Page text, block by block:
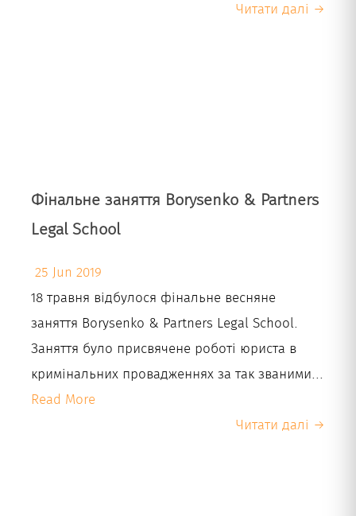
Читати далі →
Фінальне заняття Borysenko & Partners
Legal School
25 Jun 2019
18 травня відбулося фінальне весняне
заняття Borysenko & Partners Legal School.
Заняття було присвячене роботі юриста в
кримінальних провадженнях за так званими...
Read More
Читати далі →